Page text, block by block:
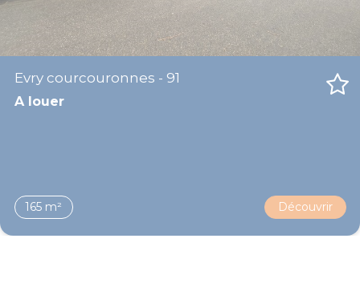
Evry courcouronnes - 91
A louer
165 m² Découvrir